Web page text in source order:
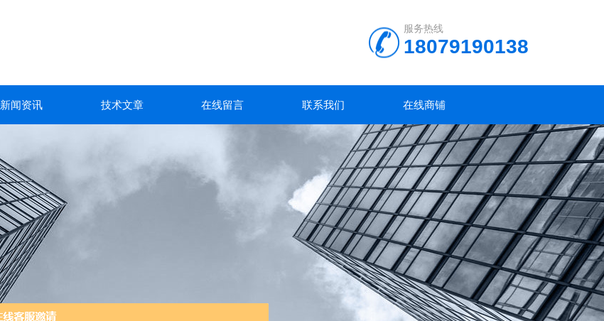
服务热线
18079190138
新闻资讯 技术文章 在线留言 联系我们 在线商铺